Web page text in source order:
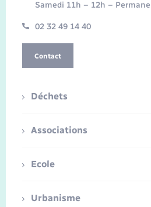
Samedi 11h – 12h –
02 32 49 14 40
Contact
Déchets
Associations
Ecole
Urbanisme